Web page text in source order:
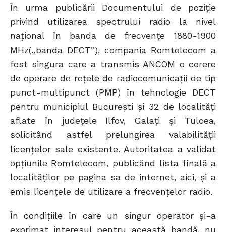
În urma publicării Documentului de poziţie
privind utilizarea spectrului radio la nivel
naţional în banda de frecvenţe 1880-1900
MHz(„banda DECT”), compania Romtelecom a
fost singura care a transmis ANCOM o cerere
de operare de reţele de radiocomunicaţii de tip
punct-multipunct (PMP) în tehnologie DECT
pentru municipiul Bucureşti şi 32 de localităţi
aflate în judeţele Ilfov, Galaţi şi Tulcea,
solicitând astfel prelungirea valabilităţii
licenţelor sale existente. Autoritatea a validat
opţiunile Romtelecom, publicând lista finală a
localităţilor pe pagina sa de internet, aici, şi a
emis licenţele de utilizare a frecvenţelor radio.
În condiţiile în care un singur operator şi-a
exprimat interesul pentru această bandă, nu